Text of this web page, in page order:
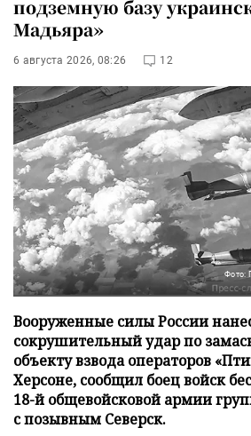
подземную базу
Мадьяра»
6 августа 2026, 08:26 12
Фото:
Вооруженные силы России
сокрушительный удар по
объекту взвода операторов
Херсоне, сообщил боец войск
18-й общевойсковой армии
с позывным Северск.